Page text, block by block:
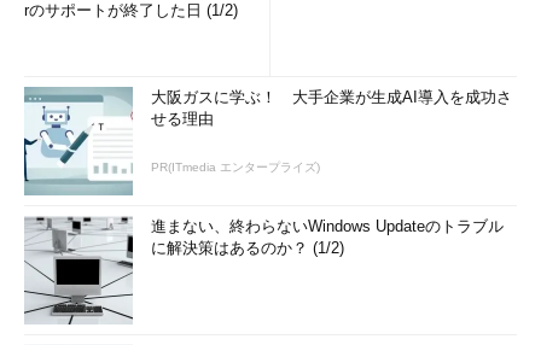
rのサポートが終了した日 (1/2)
大阪ガスに学ぶ！ 大手企業が生成AI導入を成功さ
せる理由
PR(ITmedia エンタープライズ)
進まない、終わらないWindows Updateのトラブル
に解決策はあるのか？ (1/2)